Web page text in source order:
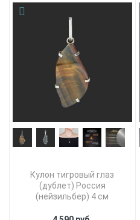
Кулон тигровый глаз
(дублет) Россия
(нейзильбер) 4 см